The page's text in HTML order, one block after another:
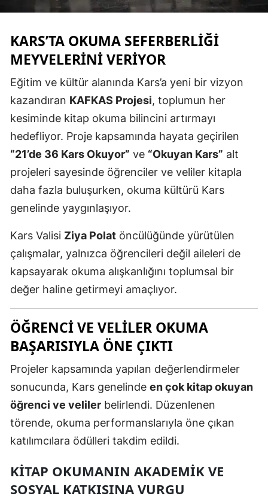
Eskişehir
Gaziantep
Gümüşhane
Hakkari
Isparta
Mersin
Kars
Kastamonu
Kırklareli
Kocaeli
Konya
Kütahya
Manisa
KARS’TA OKUMA SEFERBERLIĞI
MEYVELERINI VERIYOR
Eğitim ve kültür alanında Kars’a yeni bir vizyon
kazandıran KAFKAS Projesi, toplumun her
kesiminde kitap okuma bilincini artırmayı
hedefliyor. Proje kapsamında hayata geçirilen
“21’de 36 Kars Okuyor” ve “Okuyan Kars” alt
projeleri sayesinde öğrenciler ve veliler kitapla
daha fazla buluşurken, okuma kültürü Kars
genelinde yaygınlaşıyor.
Kars Valisi Ziya Polat öncülüğünde yürütülen
çalışmalar, yalnızca öğrencileri değil aileleri de
kapsayarak okuma alışkanlığını toplumsal bir
değer haline getirmeyi amaçlıyor.
ÖĞRENCI VE VELILER OKUMA
BAŞARISIYLA ÖNE ÇIKTI
Projeler kapsamında yapılan değerlendirmeler
sonucunda, Kars genelinde en çok kitap okuyan
öğrenci ve veliler belirlendi. Düzenlenen
törende, okuma performanslarıyla öne çıkan
katılımcılara ödülleri takdim edildi.
KITAP OKUMANIN AKADEMIK VE
SOSYAL KATKISINA VURGU